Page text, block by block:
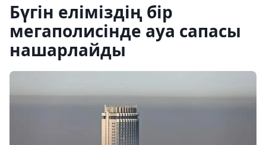
Бүгін еліміздің бір
мегаполисінде ауа сапасы
нашарлайды